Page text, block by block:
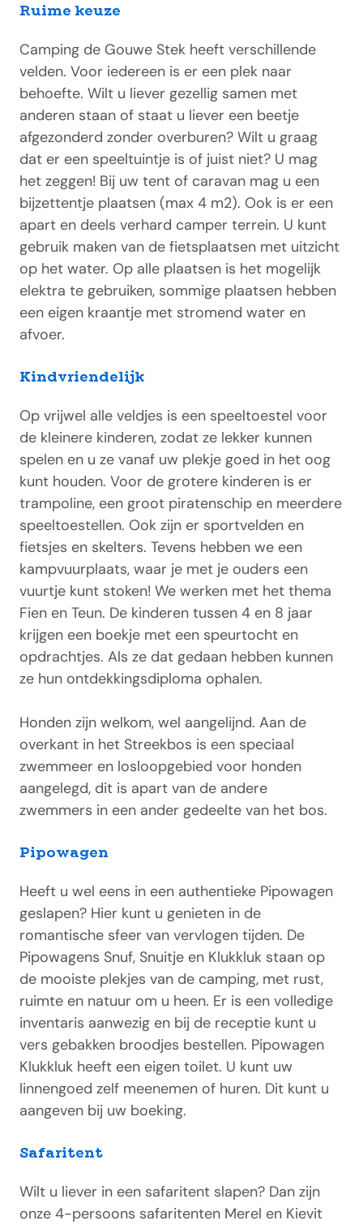
Ruime keuze
Camping de Gouwe Stek heeft verschillende
velden. Voor iedereen is er een plek naar
behoefte. Wilt u liever gezellig samen met
anderen staan of staat u liever een beetje
afgezonderd zonder overburen? Wilt u graag
dat er een speeltuintje is of juist niet? U mag
het zeggen! Bij uw tent of caravan mag u een
bijzettentje plaatsen (max 4 m2). Ook is er een
apart en deels verhard camper terrein. U kunt
gebruik maken van de fietsplaatsen met uitzicht
op het water. Op alle plaatsen is het mogelijk
elektra te gebruiken, sommige plaatsen hebben
een eigen kraantje met stromend water en
afvoer.
Kindvriendelijk
Op vrijwel alle veldjes is een speeltoestel voor
de kleinere kinderen, zodat ze lekker kunnen
spelen en u ze vanaf uw plekje goed in het oog
kunt houden. Voor de grotere kinderen is er
trampoline, een groot piratenschip en meerdere
speeltoestellen. Ook zijn er sportvelden en
fietsjes en skelters. Tevens hebben we een
kampvuurplaats, waar je met je ouders een
vuurtje kunt stoken! We werken met het thema
Fien en Teun. De kinderen tussen 4 en 8 jaar
krijgen een boekje met een speurtocht en
opdrachtjes. Als ze dat gedaan hebben kunnen
ze hun ontdekkingsdiploma ophalen.
Honden zijn welkom, wel aangelijnd. Aan de
overkant in het Streekbos is een speciaal
zwemmeer en losloopgebied voor honden
aangelegd, dit is apart van de andere
zwemmers in een ander gedeelte van het bos.
Pipowagen
Heeft u wel eens in een authentieke Pipowagen
geslapen? Hier kunt u genieten in de
romantische sfeer van vervlogen tijden. De
Pipowagens Snuf, Snuitje en Klukkluk staan op
de mooiste plekjes van de camping, met rust,
ruimte en natuur om u heen. Er is een volledige
inventaris aanwezig en bij de receptie kunt u
vers gebakken broodjes bestellen. Pipowagen
Klukkluk heeft een eigen toilet. U kunt uw
linnengoed zelf meenemen of huren. Dit kunt u
aangeven bij uw boeking.
Safaritent
Wilt u liever in een safaritent slapen? Dan zijn
onze 4-persoons safaritenten Merel en Kievit